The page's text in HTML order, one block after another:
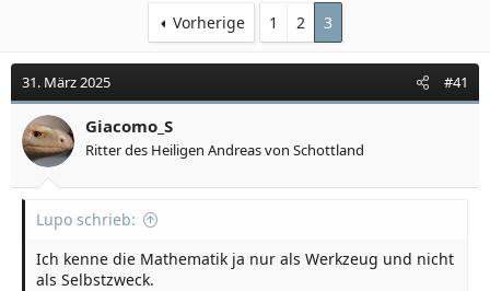
e
l
l
e
r
e
l
t
a
Vorherige
1 2 3
31. März 2025 #41
Giacomo_S
Ritter des Heiligen Andreas von Schottland
Lupo schrieb:
Ich kenne die Mathematik ja nur als Werkzeug und nicht
als Selbstzweck.